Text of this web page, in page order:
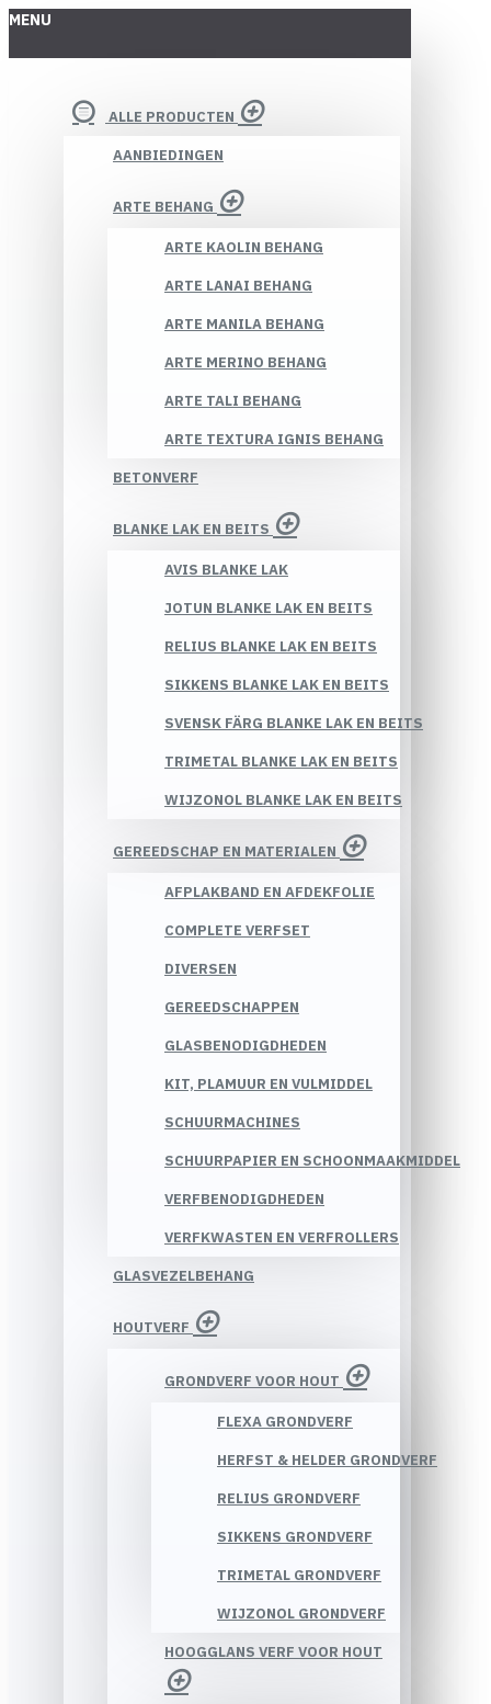
MENU
ALLE PRODUCTEN
AANBIEDINGEN
ARTE BEHANG
ARTE KAOLIN BEHANG
ARTE LANAI BEHANG
ARTE MANILA BEHANG
ARTE MERINO BEHANG
ARTE TALI BEHANG
ARTE TEXTURA IGNIS BEHANG
BETONVERF
BLANKE LAK EN BEITS
AVIS BLANKE LAK
JOTUN BLANKE LAK EN BEITS
RELIUS BLANKE LAK EN BEITS
SIKKENS BLANKE LAK EN BEITS
SVENSK FÄRG BLANKE LAK EN BEITS
TRIMETAL BLANKE LAK EN BEITS
WIJZONOL BLANKE LAK EN BEITS
GEREEDSCHAP EN MATERIALEN
AFPLAKBAND EN AFDEKFOLIE
COMPLETE VERFSET
DIVERSEN
GEREEDSCHAPPEN
GLASBENODIGDHEDEN
KIT, PLAMUUR EN VULMIDDEL
SCHUURMACHINES
SCHUURPAPIER EN SCHOONMAAKMIDDEL
VERFBENODIGDHEDEN
VERFKWASTEN EN VERFROLLERS
GLASVEZELBEHANG
HOUTVERF
GRONDVERF VOOR HOUT
FLEXA GRONDVERF
HERFST & HELDER GRONDVERF
RELIUS GRONDVERF
SIKKENS GRONDVERF
TRIMETAL GRONDVERF
WIJZONOL GRONDVERF
HOOGGLANS VERF VOOR HOUT